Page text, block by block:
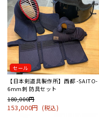
セール
【日本剣道具製作所】西都 -SAITO-
6mm刺 防具セット
180,000円
153,000円 (税込)